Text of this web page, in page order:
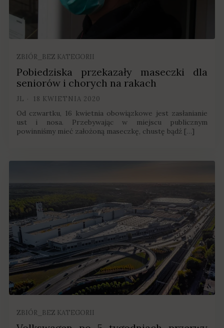
ZBIÓR_BEZ KATEGORII
Pobiedziska przekazały maseczki dla
seniorów i chorych na rakach
JL 18 KWIETNIA 2020
Od czwartku, 16 kwietnia obowiązkowe jest zasłanianie
ust i nosa. Przebywając w miejscu publicznym
powinniśmy mieć założoną maseczkę, chustę bądź […]
ZBIÓR_BEZ KATEGORII